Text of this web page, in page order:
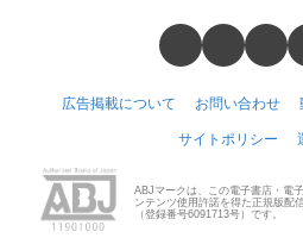
広告掲載について お問い合わせ
サイトポリシー
ABJマークは、この電子書店・電
ンテンツ使用許諾を得た正規版配
（登録番号6091713号）です。